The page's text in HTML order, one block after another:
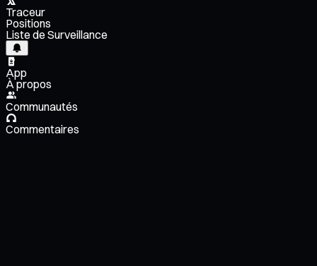
Traceur
Positions
Liste de Surveillance
App
À propos
Communautés
Commentaires